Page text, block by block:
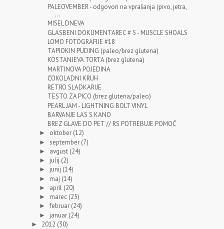
PALEOVEMBER - odgovori na vprašanja (pivo, jetra,
...
MISEL DNEVA
GLASBENI DOKUMENTAREC # 5 - MUSCLE SHOALS
LOMO FOTOGRAFIJE #18
TAPIOKIN PUDING (paleo/brez glutena)
KOSTANJEVA TORTA (brez glutena)
MARTINOVA POJEDINA
ČOKOLADNI KRUH
RETRO SLADKARIJE
TESTO ZA PICO (brez glutena/paleo)
PEARL JAM - LIGHTNING BOLT VINYL
BARVANJE LAS S KANO
BREZ GLAVE DO PET // RS POTREBUJE POMOČ
► oktober (12)
► september (7)
► avgust (24)
► julij (2)
► junij (14)
► maj (14)
► april (20)
► marec (25)
►februar (24)
► januar (24)
► 2012 (30)